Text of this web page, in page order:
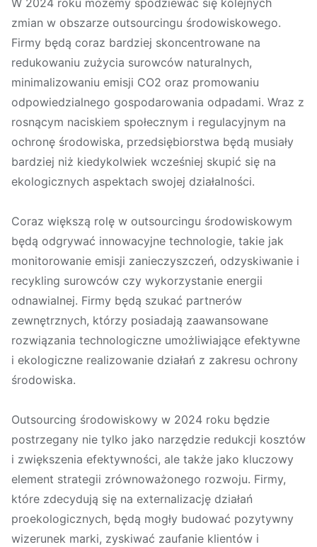
W 2024 roku możemy spodziewać się kolejnych
zmian w obszarze outsourcingu środowiskowego.
Firmy będą coraz bardziej skoncentrowane na
redukowaniu zużycia surowców naturalnych,
minimalizowaniu emisji CO2 oraz promowaniu
odpowiedzialnego gospodarowania odpadami. Wraz z
rosnącym naciskiem społecznym i regulacyjnym na
ochronę środowiska, przedsiębiorstwa będą musiały
bardziej niż kiedykolwiek wcześniej skupić się na
ekologicznych aspektach swojej działalności.
Coraz większą rolę w outsourcingu środowiskowym
będą odgrywać innowacyjne technologie, takie jak
monitorowanie emisji zanieczyszczeń, odzyskiwanie i
recykling surowców czy wykorzystanie energii
odnawialnej. Firmy będą szukać partnerów
zewnętrznych, którzy posiadają zaawansowane
rozwiązania technologiczne umożliwiające efektywne
i ekologiczne realizowanie działań z zakresu ochrony
środowiska.
Outsourcing środowiskowy w 2024 roku będzie
postrzegany nie tylko jako narzędzie redukcji kosztów
i zwiększenia efektywności, ale także jako kluczowy
element strategii zrównoważonego rozwoju. Firmy,
które zdecydują się na externalizację działań
proekologicznych, będą mogły budować pozytywny
wizerunek marki, zyskiwać zaufanie klientów i